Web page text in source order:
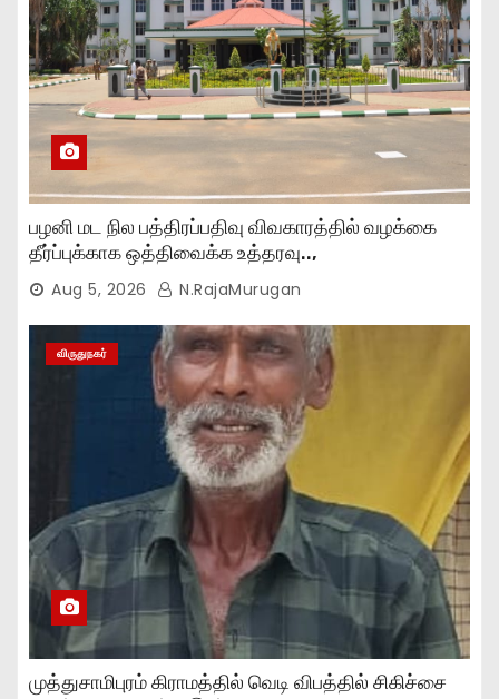
பழனி மட நில பத்திரப்பதிவு விவகாரத்தில் வழக்கை
தீர்ப்புக்காக ஒத்திவைக்க உத்தரவு..,
Aug 5, 2026 N.RajaMurugan
விருதுநகர்
முத்துசாமிபுரம் கிராமத்தில் வெடி விபத்தில் சிகிச்சை